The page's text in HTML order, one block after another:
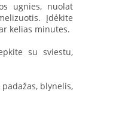
ugnies, nuolat
Įdėkite
kelias minutes.
su sviestu,
blynelis,